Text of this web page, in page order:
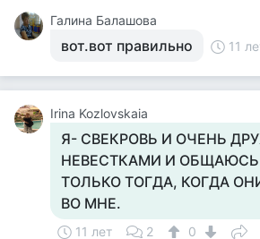
Галина Балашова
вот.вот правильно 11
Irina Kozlovskaia
Я- СВЕКРОВЬ И ОЧЕНЬ
НЕВЕСТКАМИ И
ТОЛЬКО ТОГДА, КОГДА
ВО МНЕ.
11 лет 2
0